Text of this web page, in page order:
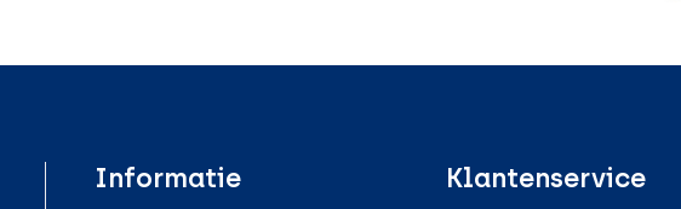
Informatie Klantenservice